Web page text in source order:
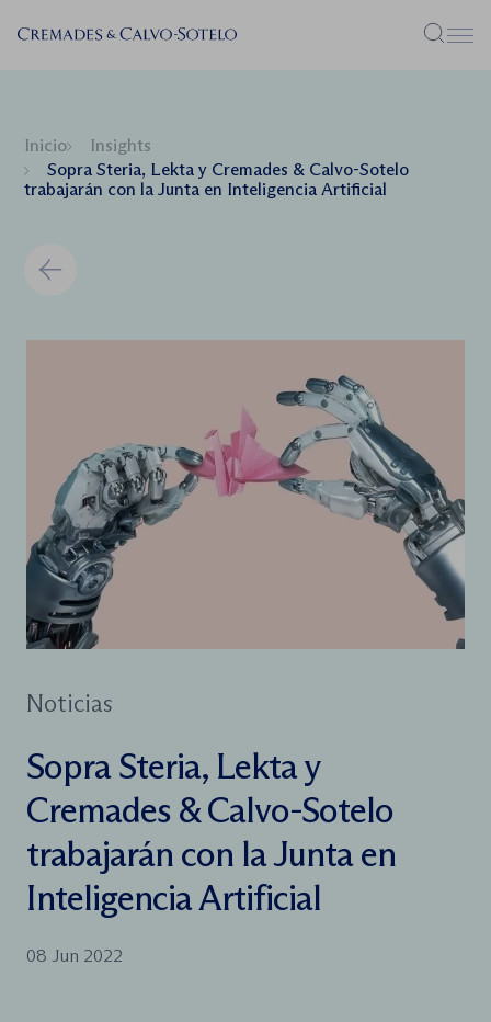
Menú
Inicio
Insights
Sopra Steria, Lekta y Cremades & Calvo-Sotelo
trabajarán con la Junta en Inteligencia Artificial
Noticias
Sopra Steria, Lekta y
Cremades & Calvo-Sotelo
trabajarán con la Junta en
Inteligencia Artificial
08 Jun 2022